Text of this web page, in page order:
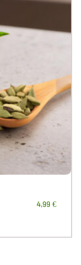
€
4,99